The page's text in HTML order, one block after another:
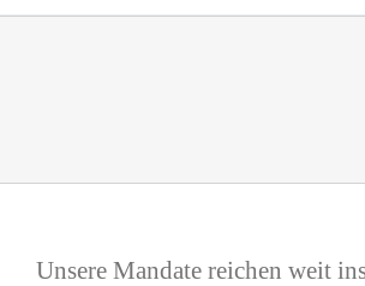
Unsere Mandate reichen weit